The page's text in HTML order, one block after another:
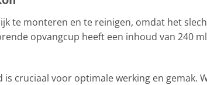
te monteren en te reinigen, omdat het
opvangcup heeft een inhoud van 240
is cruciaal voor optimale werking en